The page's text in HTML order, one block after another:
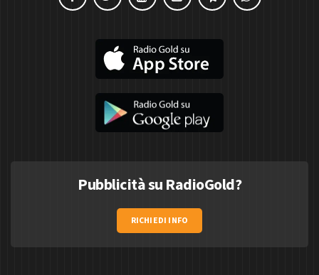
Pubblicità su RadioGold?
RICHIEDI INFO